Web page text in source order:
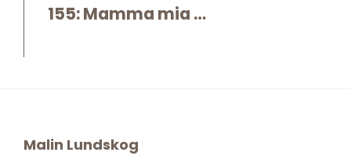
155: Mamma mia …
Footer
Malin Lundskog